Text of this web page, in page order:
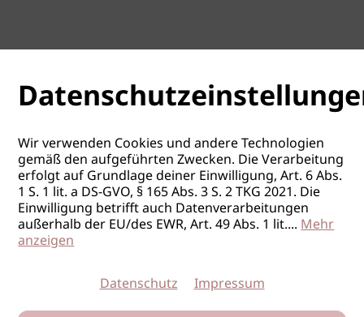
Wir verwenden Cookies und andere Technologien
gemäß den aufgeführten Zwecken. Die Verarbeitung
erfolgt auf Grundlage deiner Einwilligung, Art. 6 Abs.
1 S. 1 lit. a DS-GVO, § 165 Abs. 3 S. 2 TKG 2021. Die
Einwilligung betrifft auch Datenverarbeitungen
außerhalb der EU/des EWR, Art. 49 Abs. 1 lit....Mehr
anzeigen
Datenschutz Impressum